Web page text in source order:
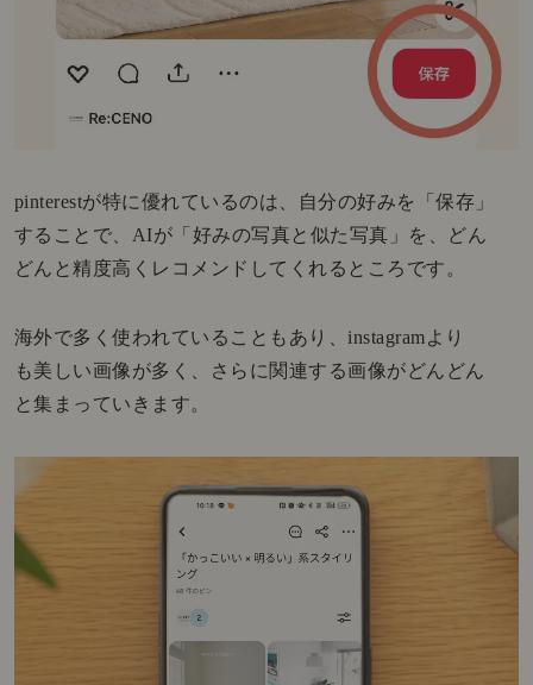
pinterestが特に優れているのは、自分の好みを「保存」
することで、AIが「好みの写真と似た写真」を、どん
どんと精度高くレコメンドしてくれるところです。
海外で多く使われていることもあり、instagramより
も美しい画像が多く、さらに関連する画像がどんどん
と集まっていきます。